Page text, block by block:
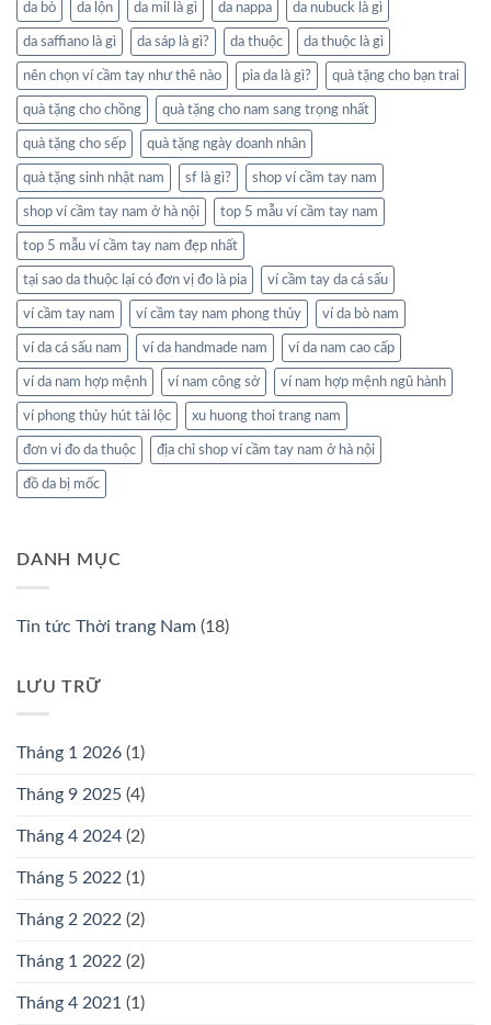
da bò da lộn da mil là gì da nappa da nubuck là gì
da saffiano là gì da sáp là gì? da thuộc da thuộc là gì
nên chọn ví cầm tay như thê nào pia da là gì? quà tặng cho bạn trai
quà tặng cho chồng quà tặng cho nam sang trọng nhất
quà tặng cho sếp quà tặng ngày doanh nhân
quà tặng sinh nhật nam sf là gì? shop ví cầm tay nam
shop ví cầm tay nam ở hà nội top 5 mẫu ví cầm tay nam
top 5 mẫu ví cầm tay nam đẹp nhất
tại sao da thuộc lại có đơn vị đo là pia ví cầm tay da cá sấu
ví cầm tay nam ví cầm tay nam phong thủy ví da bò nam
ví da cá sấu nam ví da handmade nam ví da nam cao cấp
ví da nam hợp mệnh ví nam công sở ví nam hợp mệnh ngũ hành
ví phong thủy hút tài lộc xu huong thoi trang nam
đơn vi đo da thuộc địa chỉ shop ví cầm tay nam ở hà nội
đồ da bị mốc
DANH MỤC
Tin tức Thời trang Nam (18)
LƯU TRỮ
Tháng 1 2026 (1)
Tháng 9 2025 (4)
Tháng 4 2024 (2)
Tháng 5 2022 (1)
Tháng 2 2022 (2)
Tháng 1 2022 (2)
Tháng 4 2021 (1)